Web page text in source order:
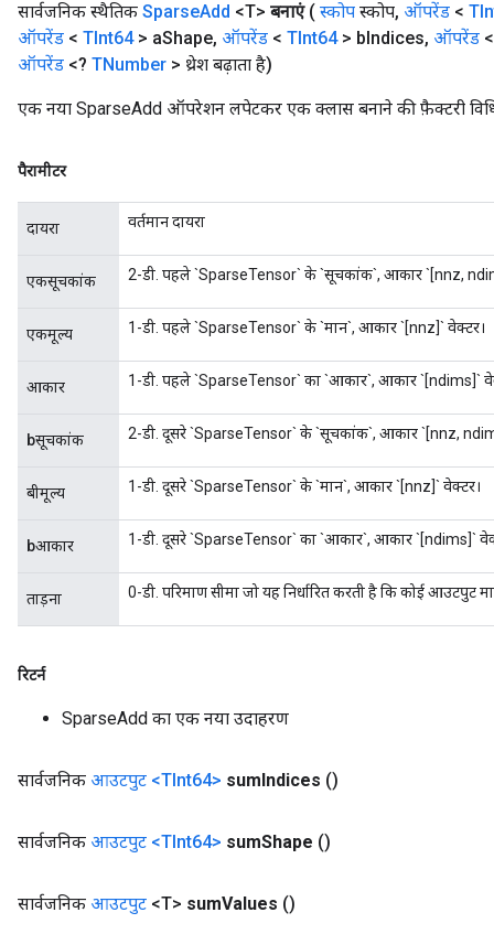
सार्वजनिक स्थैतिक SparseAdd <T> बनाएं ( स्कोप स्कोप, ऑपरेंड <
ऑपरेंड < TInt64> aShape, ऑपरेंड < TInt64> bIndices, ऑपरेंड
ऑपरेंड <? TNumber > थ्रेश बढ़ाता है)
एक नया SparseAdd ऑपरेशन लपेटकर एक क्लास बनाने की फ़ैक्टरी
पैरामीटर
दायरा वर्तमान दायरा
एकसूचकांक 2-डी. पहले `SparseTensor` के `सूचकांक`, आकार `[nnz,
एकमूल्य 1-डी. पहले `SparseTensor` के `मान`, आकार `[nnz]` वेक्टर।
आकार 1-डी. पहले `SparseTensor` का `आकार`, आकार `[ndims]`
bसूचकांक 2-डी. दूसरे `SparseTensor` के `सूचकांक`, आकार `[nnz,
बीमूल्य 1-डी. दूसरे `SparseTensor` के `मान`, आकार `[nnz]` वेक्टर।
bआकार 1-डी. दूसरे `SparseTensor` का `आकार`, आकार `[ndims]`
ताड़ना 0-डी. परिमाण सीमा जो यह निर्धारित करती है कि कोई आउटपुट
रिटर्न
SparseAdd का एक नया उदाहरण
सार्वजनिक आउटपुट <TInt64> sumIndices ()
सार्वजनिक आउटपुट <TInt64> sumShape ()
सार्वजनिक आउटपुट <T> sumValues ​​()